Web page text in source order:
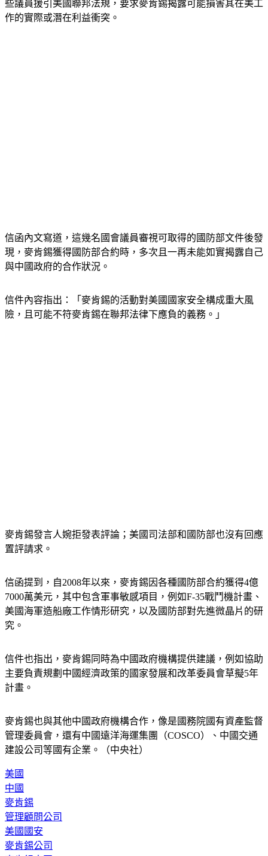
些議員援引美國聯邦法規，要求麥肯錫揭露可能損害其在美工
作的實際或潛在利益衝突。
信函內文寫道，這幾名國會議員審視可取得的國防部文件後發
現，麥肯錫獲得國防部合約時，多次且一再未能如實揭露自己
與中國政府的合作狀況。
信件內容指出：「麥肯錫的活動對美國國家安全構成重大風
險，且可能不符麥肯錫在聯邦法律下應負的義務。」
麥肯錫發言人婉拒發表評論；美國司法部和國防部也沒有回應
置評請求。
信函提到，自2008年以來，麥肯錫因各種國防部合約獲得4億
7000萬美元，其中包含軍事敏感項目，例如F-35戰鬥機計畫、
美國海軍造船廠工作情形研究，以及國防部對先進微晶片的研
究。
信件也指出，麥肯錫同時為中國政府機構提供建議，例如協助
主要負責規劃中國經濟政策的國家發展和改革委員會草擬5年
計畫。
麥肯錫也與其他中國政府機構合作，像是國務院國有資產監督
管理委員會，還有中國遠洋海運集團（COSCO）、中國交通
建設公司等國有企業。（中央社）
美國
中國
麥肯錫
管理顧問公司
美國國安
麥肯錫公司